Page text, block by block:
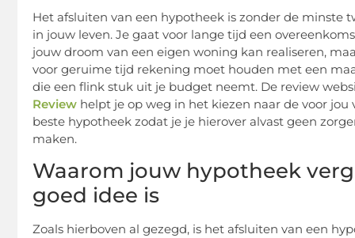
Het afsluiten van een hypotheek is zonder de minste
in jouw leven. Je gaat voor lange tijd een
jouw droom van een eigen woning kan realiseren,
voor geruimetijd rekening moet houden met een
die een flink stuk uit je budget neemt. De review
Review helpt je op weg in het kiezen naar de voor jou
beste hypotheek zodat je je hierover alvast geen
maken.
Waarom jouw hypotheek
goed idee is
Zoals hierboven al gezegd, is het afsluiten van een